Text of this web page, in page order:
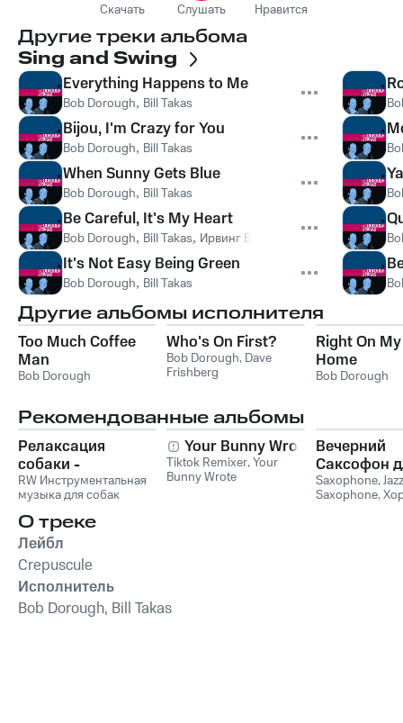
Скачать Слушать Нравится
Другие треки альбома
Sing and Swing
Everything Happens to Me
Bob Dorough, Bill Takas
Bijou, I'm Crazy for You
Bob Dorough, Bill Takas
When Sunny Gets Blue
Bob Dorough, Bill Takas
Be Careful, It's My Heart
Bob Dorough, Bill Takas, Ирвинг Берлин
It's Not Easy Being Green
Bob Dorough, Bill Takas
Другие альбомы исполнителя
Too Much Coffee
Man
Bob Dorough
Who's On First?
Bob Dorough, Dave
Frishberg
Right On
Home
Bob Dorough
Рекомендованные альбомы
Релаксация
собаки -
Расслабляющая
музыка для собак,
успокаивающие и
успокаивающие
звуки для
животных,
антистрессовая
терапия,
RW Инструментальная
музыка для собак
Your Bunny Wrote
Tiktok Remixer,Your
Bunny Wrote
Вечерний
Саксофон
Души
Лаунж)
Saxophone,Jazz
Saxophone,
О треке
Лейбл
Crepuscule
Исполнитель
Bob Dorough, Bill Takas